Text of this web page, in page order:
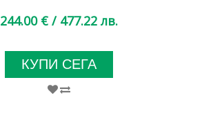
244.00 € / 477.22 лв.
КУПИ СЕГА